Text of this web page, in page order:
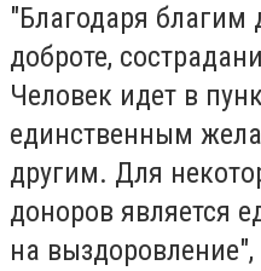
"Благодаря
доброте,
Человек идет в
единственным
другим. Для
доноров является
на